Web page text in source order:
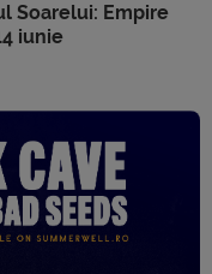
Soarelui: Empire
iunie